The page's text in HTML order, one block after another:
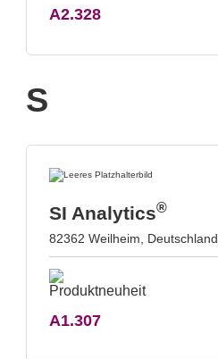
A2.328
S
SI Analytics®
82362 Weilheim, Deutschland
A1.307